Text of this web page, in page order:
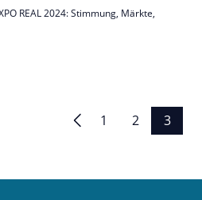
REAL 2024: Stimmung, Märkte,
1 2 3